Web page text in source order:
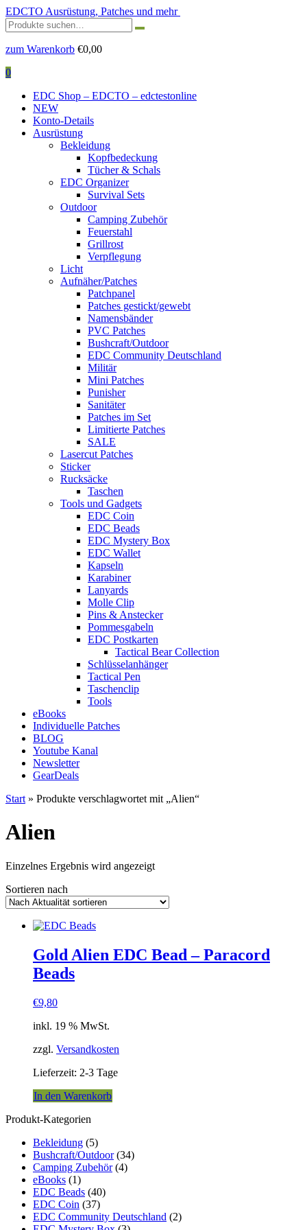
EDCTO Ausrüstung, Patches und mehr
Suchen
nach:
zum Warenkorb €0,00
0
EDC Shop – EDCTO – edctestonline
NEW
Konto-Details
Ausrüstung
Bekleidung
Kopfbedeckung
Tücher & Schals
EDC Organizer
Survival Sets
Outdoor
Camping Zubehör
Feuerstahl
Grillrost
Verpflegung
Licht
Aufnäher/Patches
Patchpanel
Patches gestickt/gewebt
Namensbänder
PVC Patches
Bushcraft/Outdoor
EDC Community Deutschland
Militär
Mini Patches
Punisher
Sanitäter
Patches im Set
Limitierte Patches
SALE
Lasercut Patches
Sticker
Rucksäcke
Taschen
Tools und Gadgets
EDC Coin
EDC Beads
EDC Mystery Box
EDC Wallet
Kapseln
Karabiner
Lanyards
Molle Clip
Pins & Anstecker
Pommesgabeln
EDC Postkarten
Tactical Bear Collection
Schlüsselanhänger
Tactical Pen
Taschenclip
Tools
eBooks
Individuelle Patches
BLOG
Youtube Kanal
Newsletter
GearDeals
Start » Produkte verschlagwortet mit „Alien“
Alien
Einzelnes Ergebnis wird angezeigt
Sortieren nach
Gold Alien EDC Bead – Paracord
Beads
€9,80
inkl. 19 % MwSt.
zzgl. Versandkosten
Lieferzeit: 2-3 Tage
In den Warenkorb
Produkt-Kategorien
Bekleidung (5)
Bushcraft/Outdoor (34)
Camping Zubehör (4)
eBooks (1)
EDC Beads (40)
EDC Coin (37)
EDC Community Deutschland (2)